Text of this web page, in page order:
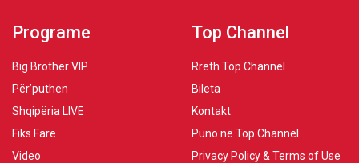
Programe
Big Brother VIP
Për’puthen
Shqipëria LIVE
Fiks Fare
Video
Top Channel
Rreth Top Channel
Bileta
Kontakt
Puno në Top Channel
Privacy Policy & Terms of Use